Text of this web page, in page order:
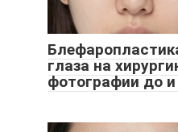
глаза на
фотографии до